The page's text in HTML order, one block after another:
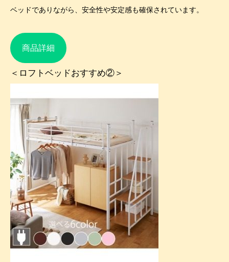
ベッドでありながら、安全性や安定感も確保されています。
商品詳細
＜ロフトベッドおすすめ②＞